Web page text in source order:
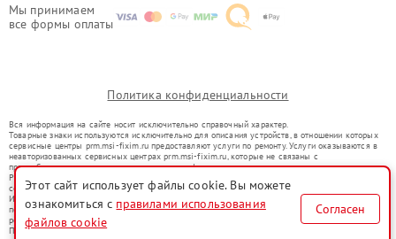
Мы принимаем
все формы оплаты
Политика конфиденциальности
Вся информация на сайте носит исключительно справочный характер.
Товарные знаки используются исключительно для описания устройств, в отношении которых
сервисные центры prm.msi-fixim.ru предоставляют услуги по ремонту. Услуги оказываются в
неавторизованных сервисных центрах prm.msi-fixim.ru, которые не связаны с
правообладателями товарных знаков или их официальными представителями.
Ремонт осуществляется для устройств, уже введенных в гражданский оборот в соответствии
со статьей 1487 ГК РФ.
Использование товарных знаков не преследует цели индивидуализации услуг или введения
потребителей в заблуждение, а служит для информирования о предоставляемых услугах по
ремонту техники указанных брендов.
Представленная на сайте информация не является публичной офертой, определяемой
Этот сайт использует файлы cookie. Вы можете
ознакомиться с правилами использования
файлов cookie
Согласен